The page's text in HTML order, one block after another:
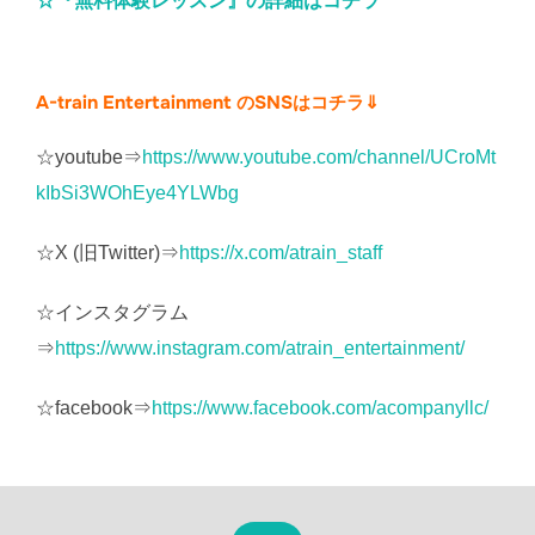
A-train Entertainment のSNSはコチラ⇓
☆youtube⇒https://www.youtube.com/channel/UCroMt
kIbSi3WOhEye4YLWbg
☆X (旧Twitter)⇒https://x.com/atrain_staff
☆インスタグラム
⇒https://www.instagram.com/atrain_entertainment/
☆facebook⇒https://www.facebook.com/acompanyllc/